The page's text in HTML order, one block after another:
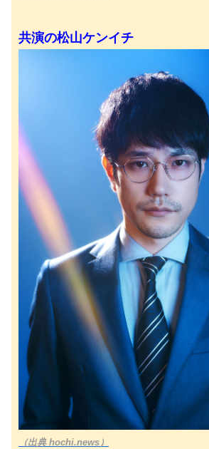
共演の松山ケンイチ
（出典 hochi.news）